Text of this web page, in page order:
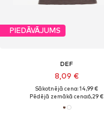
PIEDĀVĀJUMS
DEF
8,09 €
Sākotnējā cena: 14,99 €
Pēdējā zemākā cena:6,29 €